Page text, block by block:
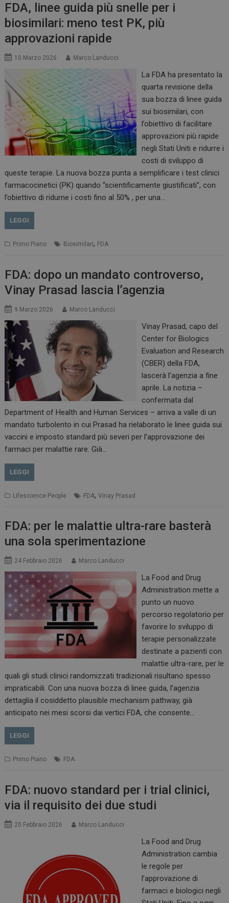
FDA, linee guida più snelle per i
biosimilari: meno test PK, più
approvazioni rapide
10 Marzo 2026 Marco Landucci
La FDA ha presentato la
quarta revisione della
sua bozza di linee guida
sui biosimilari, con
l’obiettivo di facilitare
approvazioni più rapide
negli Stati Uniti e ridurre i
costi di sviluppo di
queste terapie. La nuova bozza punta a semplificare i test clinici
farmacocinetici (PK) quando “scientificamente giustificati”, con
l’obiettivo di ridurne i costi fino al 50% , per una…
LEGGI
Primo Piano Biosimilari, FDA
FDA: dopo un mandato controverso,
Vinay Prasad lascia l’agenzia
9 Marzo 2026 Marco Landucci
Vinay Prasad, capo del
Center for Biologics
Evaluation and Research
(CBER) della FDA,
lascerà l’agenzia a fine
aprile. La notizia –
confermata dal
Department of Health and Human Services – arriva a valle di un
mandato turbolento in cui Prasad ha rielaborato le linee guida sui
vaccini e imposto standard più severi per l’approvazione dei
farmaci per malattie rare. Già…
LEGGI
Lifescience People FDA,Vinay Prasad
FDA: per le malattie ultra-rare basterà
una sola sperimentazione
24 Febbraio 2026 Marco Landucci
La Food and Drug
Administration mette a
punto un nuovo
percorso regolatorio per
favorire lo sviluppo di
terapie personalizzate
destinate a pazienti con
malattie ultra-rare, per le
quali gli studi clinici randomizzati tradizionali risultano spesso
impraticabili. Con una nuova bozza di linee guida, l’agenzia
dettaglia il cosiddetto plausible mechanism pathway, già
anticipato nei mesi scorsi dai vertici FDA, che consente…
LEGGI
Primo Piano FDA
FDA: nuovo standard per i trial clinici,
via il requisito dei due studi
20 Febbraio 2026 Marco Landucci
La Food and Drug
Administration cambia
le regole per
l’approvazione di
farmaci e biologici negli